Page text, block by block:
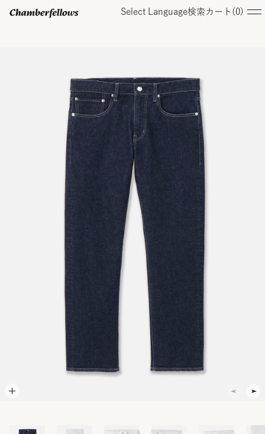
Select Language検索 カート( 0)
オンラインストア